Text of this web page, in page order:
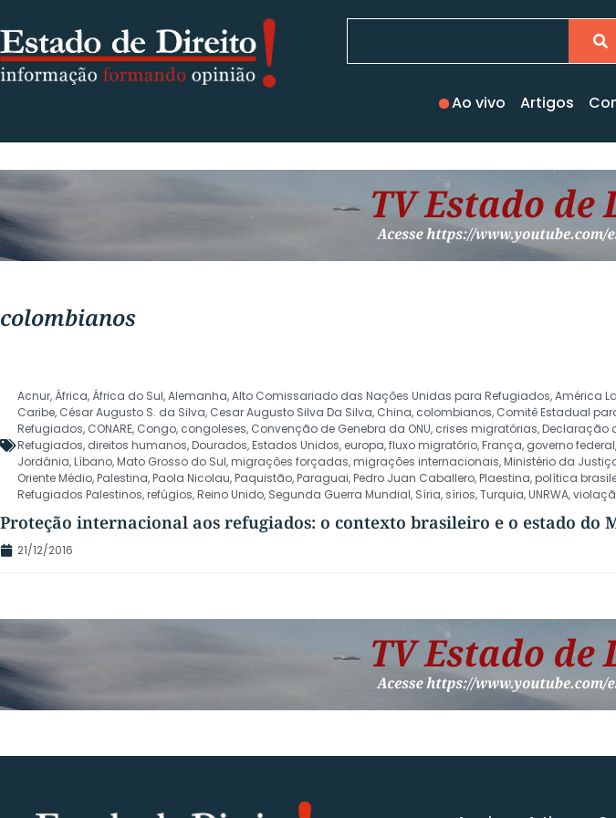
Ao vivo Artigos
colombianos
Acnur, África, África do Sul,Alemanha,Alto Comissariado das Nações Unidas para Refugiados,América
Caribe, César Augusto S. da Silva, Cesar Augusto Silva Da Silva, China, colombianos, Comitê Estadual
Refugiados, CONARE, Congo, congoleses, Convenção de Genebra da ONU, crises migratórias,Declaração
Refugiados, direitos humanos,Dourados,Estados Unidos, europa,fluxo migratório,França, governo federal,
Jordânia,Líbano,Mato Grosso do Sul,migrações forçadas,migrações internacionais,Ministério da
Oriente Médio,Palestina,Paola Nicolau,Paquistão,Paraguai,Pedro Juan Caballero,Plaestina,política
Refugiados Palestinos,refúgios,Reino Unido, Segunda Guerra Mundial, Síria, sírios,Turquia,UNRWA,
Proteção internacional aos refugiados: o contexto brasileiro e o estado do
21/12/2016